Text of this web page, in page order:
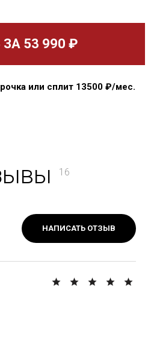
ЗА 53 990 ₽
или сплит 13500₽/мес.
16
НАПИСАТЬ ОТЗЫВ